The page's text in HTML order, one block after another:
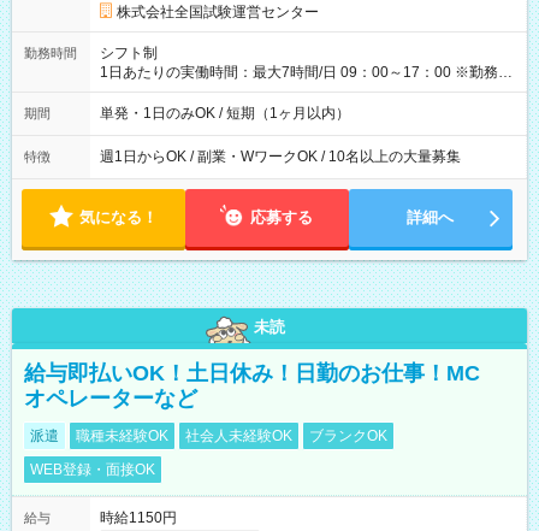
円の場合あり ・国家試験 7:00～13:30（休憩なし） 時給1,300
円（役割手当＋100円）×6時間＝日収8,400円＋交通費 【試用期
間】試用期間なし
株式会社全国試験運営センター
勤務時間
シフト制
1日あたりの実働時間：最大7時間/日 09：00～17：00 ※勤務時
間は 試験により異なります。
期間 単発・1日のみOK / 短期（1ヶ月以内）
特徴 週1日からOK / 副業・WワークOK / 10名以上の大量募集
気になる！ 応募する 詳細へ
未読
給与即払いOK！土日休み！日勤のお仕事！MC
オペレーターなど
派遣 職種未経験OK 社会人未経験OK
ブランクOK
WEB登録・面接OK
給与
時給1150円